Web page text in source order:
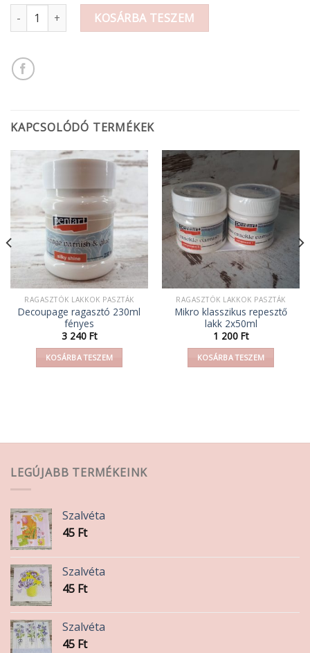
Decoupage ragasztó 100ml fényes mennyiség
KOSÁRBA TESZEM
KAPCSOLÓDÓ TERMÉKEK
RAGASZTÓK LAKKOK PASZTÁK
Decoupage ragasztó 230ml
fényes
3 240 Ft
KOSÁRBA TESZEM
RAGASZTÓK LAKKOK PASZTÁK
Mikro klasszikus repesztő
lakk 2x50ml
1 200 Ft
KOSÁRBA TESZEM
LEGÚJABB TERMÉKEINK
Szalvéta
45 Ft
Szalvéta
45 Ft
Szalvéta
45 Ft